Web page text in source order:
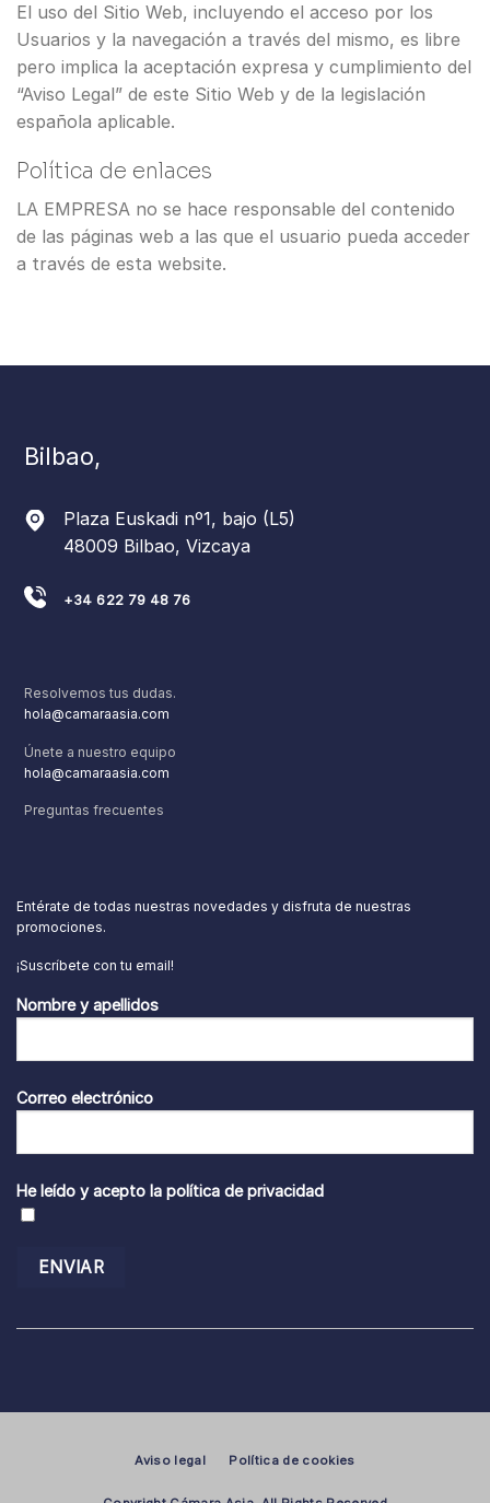
El uso del Sitio Web, incluyendo el acceso por los
Usuarios y la navegación a través del mismo, es libre
pero implica la aceptación expresa y cumplimiento del
“Aviso Legal” de este Sitio Web y de la legislación
española aplicable.
Política de enlaces
LA EMPRESA no se hace responsable del contenido
de las páginas web a las que el usuario pueda acceder
a través de esta website.
Bilbao,
Plaza Euskadi nº1, bajo (L5)
48009 Bilbao, Vizcaya
+34 622 79 48 76
Resolvemos tus dudas.
hola@camaraasia.com
Únete a nuestro equipo
hola@camaraasia.com
Preguntas frecuentes
Entérate de todas nuestras novedades y disfruta de nuestras
promociones.
¡Suscríbete con tu email!
Nombre y apellidos
Correo electrónico
He leído y acepto la política de privacidad
Aviso legal Política de cookies